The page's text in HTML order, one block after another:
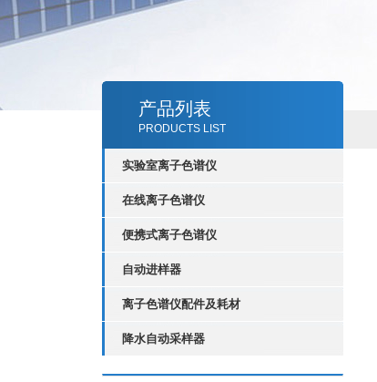
产品列表
PRODUCTS LIST
实验室离子色谱仪
在线离子色谱仪
便携式离子色谱仪
自动进样器
离子色谱仪配件及耗材
降水自动采样器